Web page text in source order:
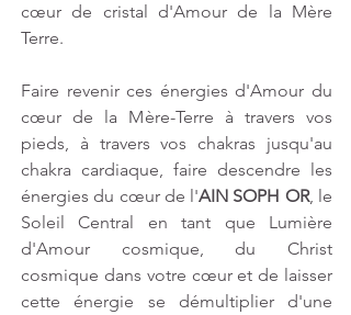
cœur de cristal d'Amour de la Mère
Terre.
Faire revenir ces énergies d'Amour du
cœur de la Mère-Terre à travers vos
pieds, à travers vos chakras jusqu'au
chakra cardiaque, faire descendre les
énergies du cœur de l'AIN SOPH OR, le
Soleil Central en tant que Lumière
d'Amour cosmique, du Christ
cosmique dans votre cœur et de laisser
cette énergie se démultiplier d'une